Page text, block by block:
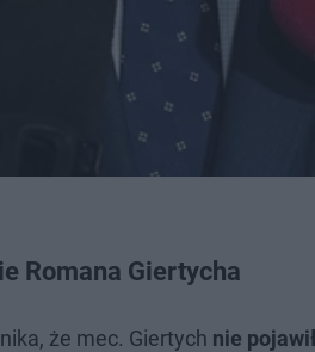
Romana Giertycha
że mec. Giertych nie